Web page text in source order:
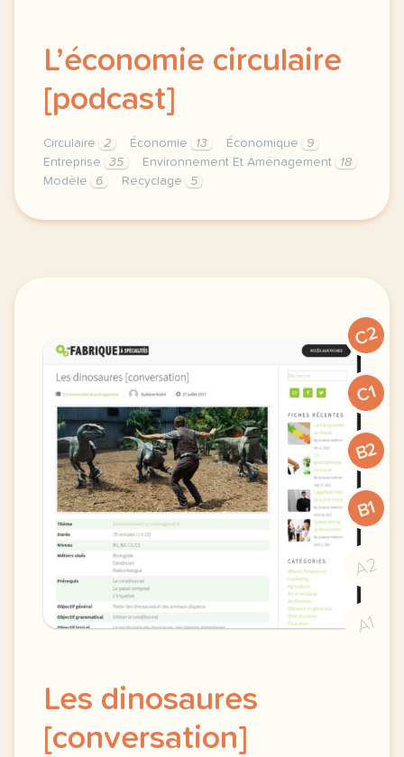
L’économie circulaire
[podcast]
Circulaire 2 Économie 13 Économique
9
Entreprise
35 Environnement Et Aménagement
18
Modèle
6 Recyclage 5
theme environnement et amenagement duree
C2
C1
B2
B1
A2
A1
Les dinosaures
[conversation]